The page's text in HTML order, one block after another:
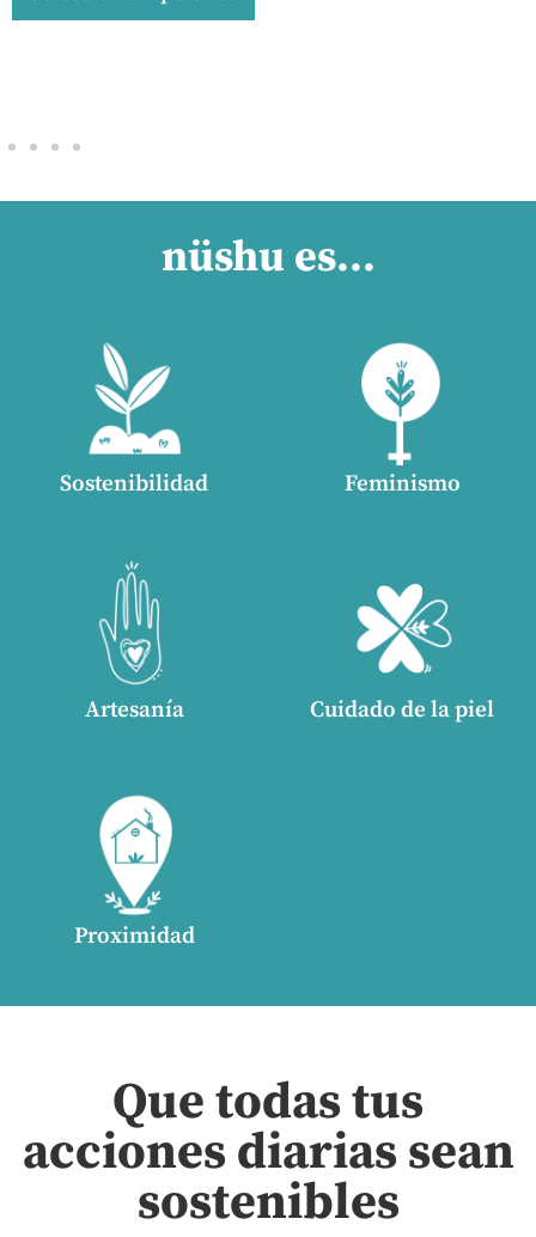
nüshu es...
Sostenibilidad Feminismo
Artesanía Cuidado de la piel
Proximidad
Que todas tus
acciones diarias sean
sostenibles